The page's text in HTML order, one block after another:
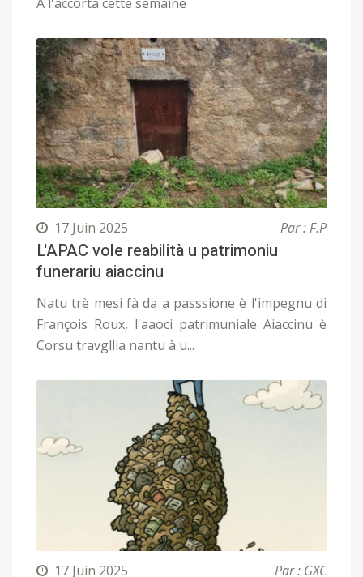
17 Juin 2025 Par : F.P
L'APAC vole reabilità u patrimoniu
funerariu aiaccinu
Natu trè mesi fà da a passsione è l'impegnu di
François Roux, l'aaoci patrimuniale Aiaccinu è
Corsu travgllia nantu à u...
17 Juin 2025 Par : GXC